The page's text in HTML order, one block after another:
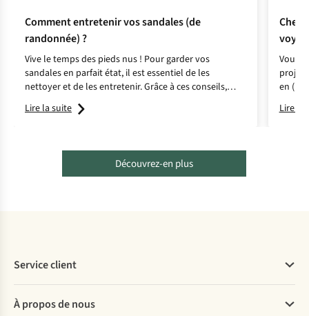
Comment entretenir vos sandales (de
randonnée) ?
Vive le temps des pieds nus ! Pour garder vos
sandales en parfait état, il est essentiel de les
nettoyer et de les entretenir. Grâce à ces conseils,
elles vous accompagneront de nombreux étés.
Lire la suite
Vous
en
!Lire la
Découvrez-en plus
Service client
Commander
À propos de nous